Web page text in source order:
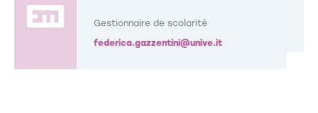
Gestionnaire de scolarité
federica.gazzentini@unive.it